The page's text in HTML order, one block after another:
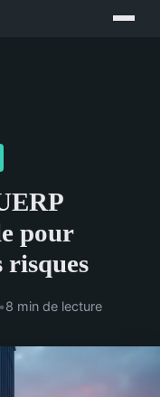
pour
risques
8 min de lecture